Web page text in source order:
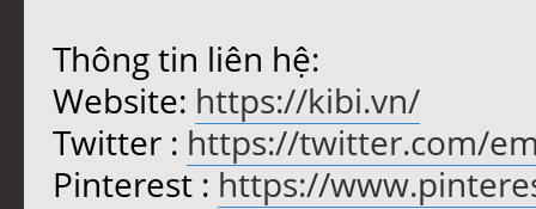
Thông tin liên hệ:
Website: https://kibi.vn/
Twitter : https://twitter.com/
Pinterest : https://